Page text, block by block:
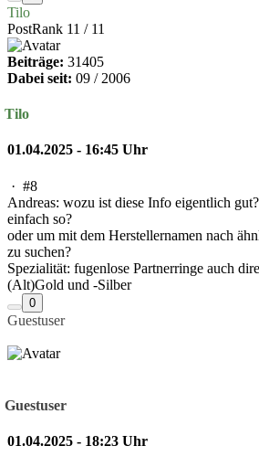
Tilo
PostRank 11 / 11
Beiträge: 31405
Dabei seit: 09 / 2006
Tilo
01.04.2025 - 16:45 Uhr
· #8
Andreas: wozu ist diese Info eigentlich gut?
einfach so?
oder um mit dem Herstellernamen nach
zu suchen?
Spezialität: fugenlose Partnerringe auch
(Alt)Gold und -Silber
0
Guestuser
Guestuser
01.04.2025 - 18:23 Uhr